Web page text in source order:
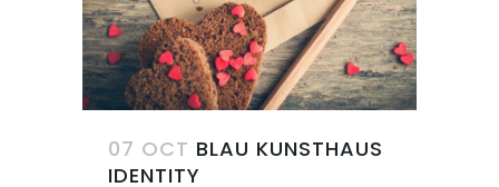
07 OCT BLAU KUNSTHAUS
IDENTITY